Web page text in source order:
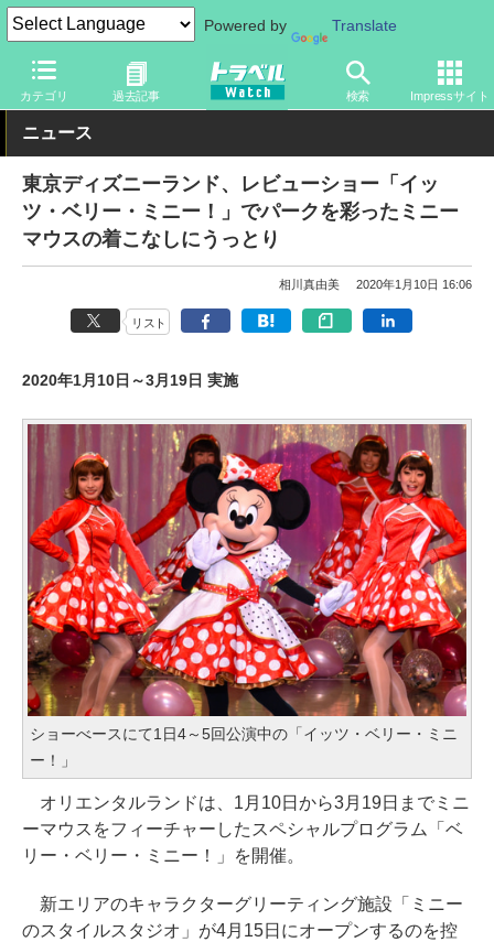
Powered by Translate
カテゴリ 過去記事 検索 Impressサイト
トラベル Watch 旅の情報 観光地 ディズニーリゾート
ニュース
東京ディズニーランド、レビューショー「イッ
ツ・ベリー・ミニー！」でパークを彩ったミニー
マウスの着こなしにうっとり
相川真由美 2020年1月10日 16:06
リスト
2020年1月10日～3月19日 実施
ショーべースにて1日4～5回公演中の「イッツ・ベリー・ミニ
ー！」
オリエンタルランドは、1月10日から3月19日までミニ
ーマウスをフィーチャーしたスペシャルプログラム「ベ
リー・ベリー・ミニー！」を開催。
新エリアのキャラクターグリーティング施設「ミニー
のスタイルスタジオ」が4月15日にオープンするのを控